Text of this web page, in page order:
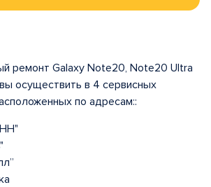
ремонт Galaxy Note20, Note20 Ultra
осуществить в 4 сервисных
по адресам::